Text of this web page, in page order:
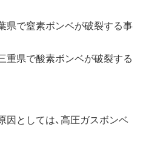
県で窒素ボンベが破裂する事
重県で酸素ボンベが破裂する
としては、高圧ガスボンベ